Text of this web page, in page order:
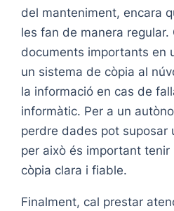
del manteniment, encara
les fan de manera regular.
documents importants en
un sistema de còpia al
la informació en cas de
informàtic. Per a un
perdre dades pot suposar
per això és important
còpia clara i fiable.
Finalment, cal prestar